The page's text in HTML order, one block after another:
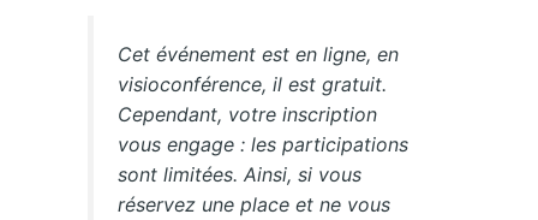
Cet événement est en ligne, en
visioconférence, il est gratuit.
Cependant, votre inscription
vous engage : les participations
sont limitées. Ainsi, si vous
réservez une place et ne vous